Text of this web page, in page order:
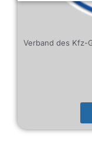
Verband des Kfz-